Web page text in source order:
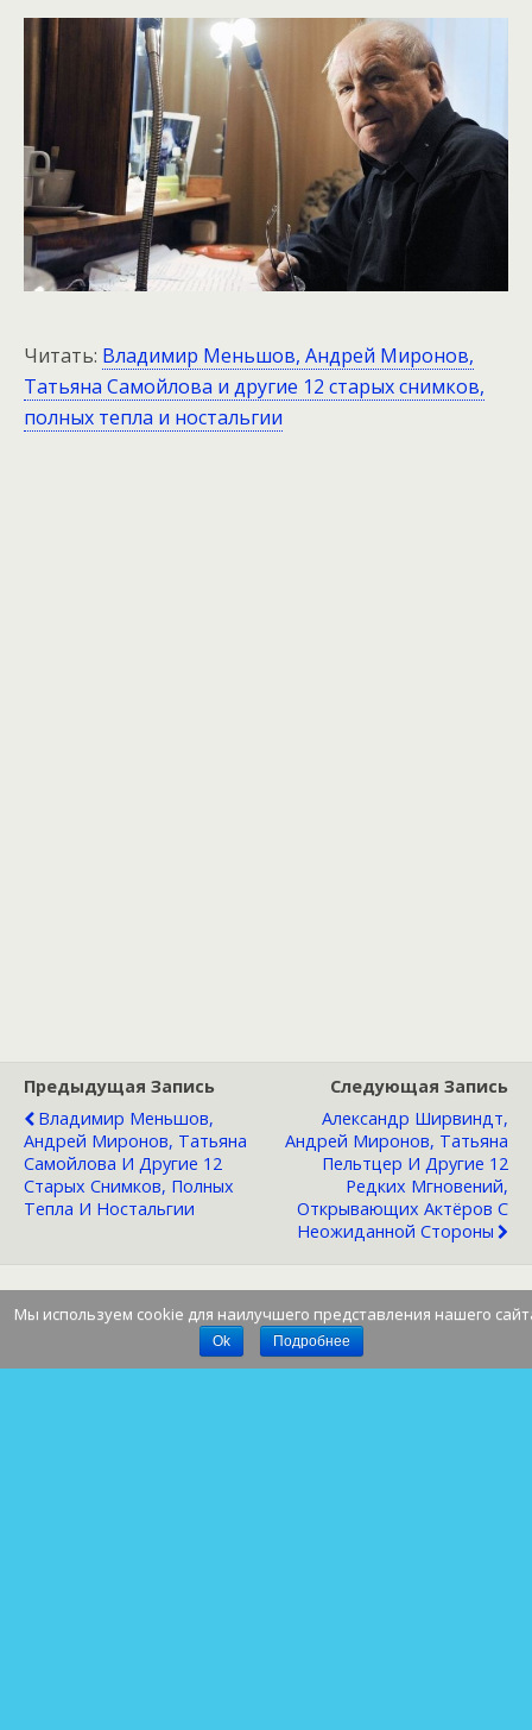
Читать: Владимир Меньшов, Андрей Миронов,
Татьяна Самойлова и другие 12 старых снимков,
полных тепла и ностальгии
Предыдущая Запись
Владимир Меньшов,
Андрей Миронов, Татьяна
Самойлова И Другие 12
Старых Снимков, Полных
Тепла И Ностальгии
Следующая Запись
Александр Ширвиндт,
Андрей Миронов, Татьяна
Пельтцер И Другие 12
Редких Мгновений,
Открывающих Актёров С
Неожиданной Стороны
Мы используем cookie для наилучшего представления нашего
Ok Подробнее
Наверх